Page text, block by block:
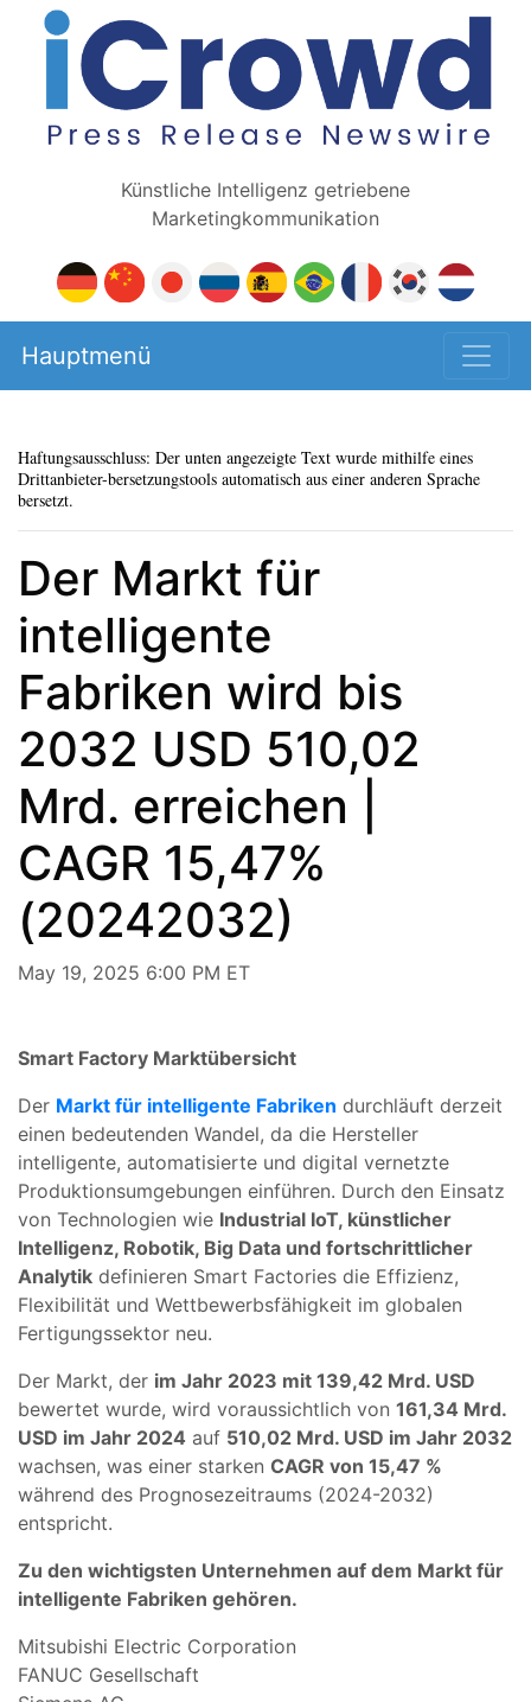
Künstliche Intelligenz getriebene
Marketingkommunikation
Hauptmenü
Haftungsausschluss: Der unten angezeigte Text wurde mithilfe eines
Drittanbieter-bersetzungstools automatisch aus einer anderen Sprache
bersetzt.
Der Markt für
intelligente
Fabriken wird bis
2032 USD 510,02
Mrd. erreichen |
CAGR 15,47%
(20242032)
May 19, 2025 6:00 PM ET
Smart Factory Marktübersicht
Der Markt für intelligente Fabriken durchläuft derzeit
einen bedeutenden Wandel, da die Hersteller
intelligente, automatisierte und digital vernetzte
Produktionsumgebungen einführen. Durch den Einsatz
von Technologien wie Industrial IoT, künstlicher
Intelligenz, Robotik, Big Data und fortschrittlicher
Analytik definieren Smart Factories die Effizienz,
Flexibilität und Wettbewerbsfähigkeit im globalen
Fertigungssektor neu.
Der Markt, der im Jahr 2023 mit 139,42 Mrd. USD
bewertet wurde, wird voraussichtlich von 161,34 Mrd.
USD im Jahr 2024 auf 510,02 Mrd. USD im Jahr 2032
wachsen, was einer starken CAGR von 15,47 %
während des Prognosezeitraums (2024-2032)
entspricht.
Zu den wichtigsten Unternehmen auf dem Markt für
intelligente Fabriken gehören.
Mitsubishi Electric Corporation
FANUC Gesellschaft